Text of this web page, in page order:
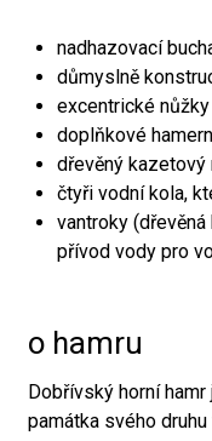
nadhazovací
důmyslně
excentrické
doplňkové
dřevěný kazetový
čtyři vodní kola,
vantroky
přívod vody pro
o hamru
Dobřívský horní
památka svého